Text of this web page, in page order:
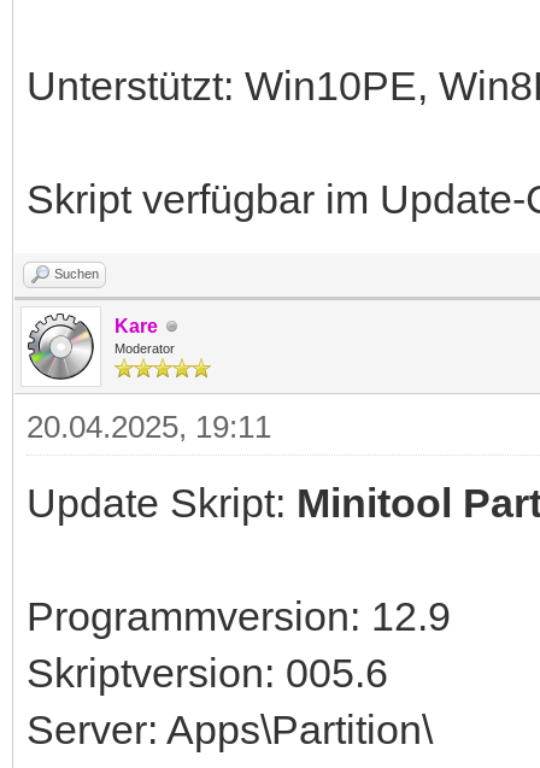
Unterstützt: Win10PE,
Skript verfügbar im Update-
Suchen
Kare
Moderator
20.04.2025, 19:11
Update Skript: Minitool
Programmversion: 12.9
Skriptversion: 005.6
Server: Apps\Partition\